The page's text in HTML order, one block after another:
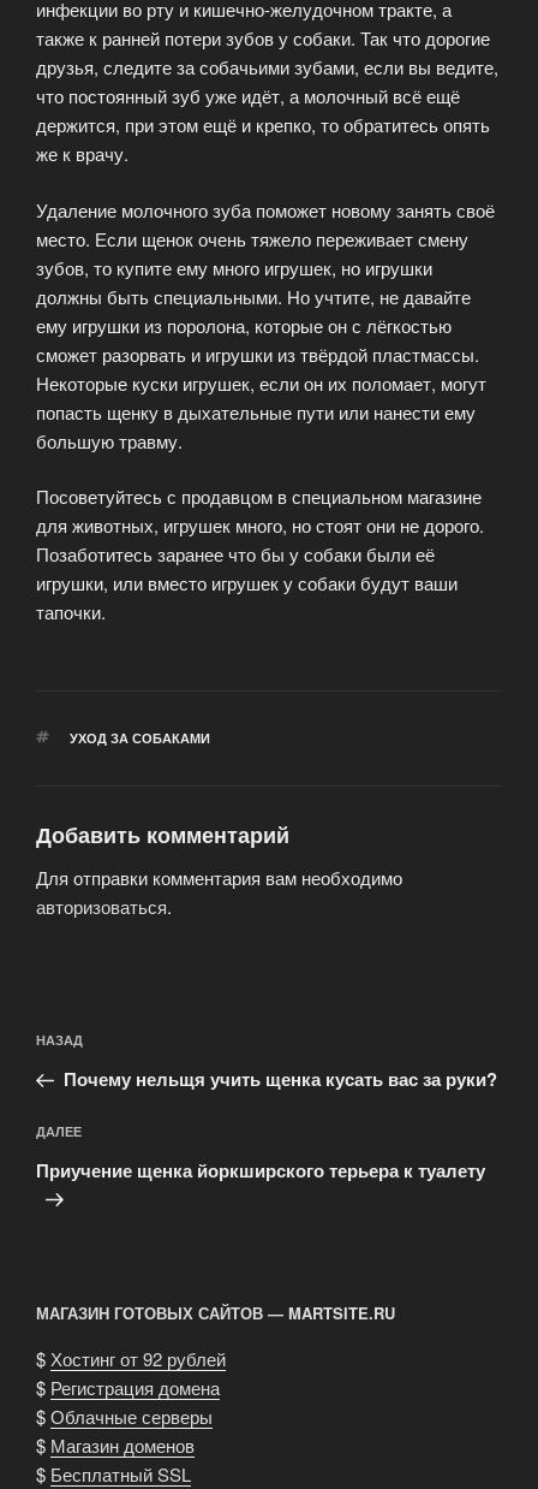
инфекции во рту и кишечно-желудочном тракте, а
также к ранней потери зубов у собаки. Так что дорогие
друзья, следите за собачьими зубами, если вы ведите,
что постоянный зуб уже идёт, а молочный всё ещё
держится, при этом ещё и крепко, то обратитесь опять
же к врачу.
Удаление молочного зуба поможет новому занять своё
место. Если щенок очень тяжело переживает смену
зубов, то купите ему много игрушек, но игрушки
должны быть специальными. Но учтите, не давайте
ему игрушки из поролона, которые он с лёгкостью
сможет разорвать и игрушки из твёрдой пластмассы.
Некоторые куски игрушек, если он их поломает, могут
попасть щенку в дыхательные пути или нанести ему
большую травму.
Посоветуйтесь с продавцом в специальном магазине
для животных, игрушек много, но стоят они не дорого.
Позаботитесь заранее что бы у собаки были её
игрушки, или вместо игрушек у собаки будут ваши
тапочки.
МЕТКИ
УХОД ЗА СОБАКАМИ
Добавить комментарий
Для отправки комментария вам необходимо
авторизоваться.
по
записям
Предыдущая
запись:
НАЗАД
Почему нельщя учить щенка кусать вас за руки?
Следующая
запись
ДАЛЕЕ
Приучение щенка йоркширского терьера к туалету
МАГАЗИН ГОТОВЫХ САЙТОВ — MARTSITE.RU
$Хостинг от 92 рублей
$ Регистрация домена
$Облачные серверы
$ Магазин доменов
$ Бесплатный SSL